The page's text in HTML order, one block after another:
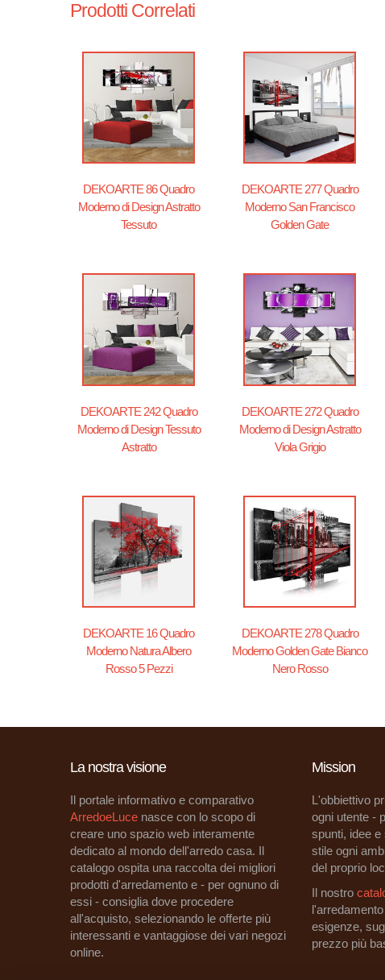
Prodotti Correlati
DEKOARTE 86 Quadro
Moderno di Design Astratto
Tessuto
DEKOARTE 277 Quadro
Moderno San Francisco
Golden Gate
DEKOARTE 242 Quadro
Moderno di Design Tessuto
Astratto
DEKOARTE 272 Quadro
Moderno di Design Astratto
Viola Grigio
DEKOARTE 16 Quadro
Moderno Natura Albero
Rosso 5 Pezzi
DEKOARTE 278 Quadro
Moderno Golden Gate Bianco
Nero Rosso
La nostra visione
Il portale informativo e comparativo
ArredoeLuce nasce con lo scopo di
creare uno spazio web interamente
dedicato al mondo dell'arredo casa. Il
catalogo ospita una raccolta dei migliori
prodotti d'arredamento e - per ognuno di
essi - consiglia dove procedere
all'acquisto, selezionando le offerte più
interessanti e vantaggiose dei vari negozi
online.
Mission
L'obbiettivo
ogni utente -
spunti, idee
stile ogni
del proprio
Il nostro
esigenze,
prezzo più